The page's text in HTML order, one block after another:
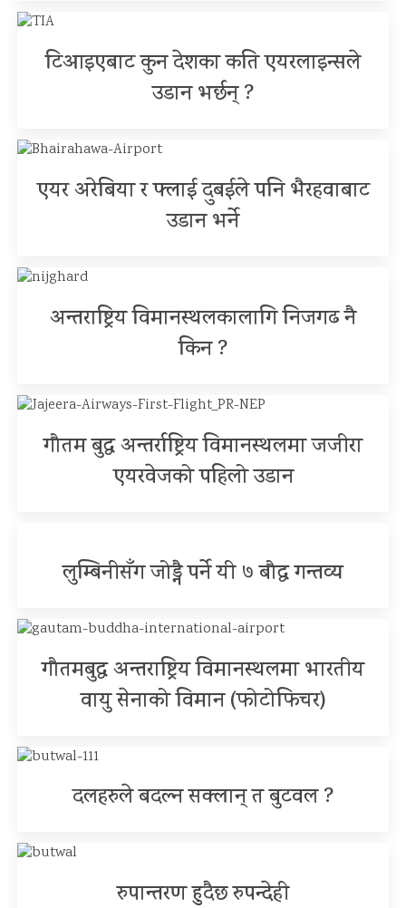
टिआइएबाट कुन देशका कति एयरलाइन्सले
उडान भर्छन् ?
एयर अरेबिया र फ्लाई दुबईले पनि भैरहवाबाट
उडान भर्ने
अन्तराष्ट्रिय विमानस्थलकालागि निजगढ नै
किन ?
गौतम बुद्ध अन्तर्राष्ट्रिय विमानस्थलमा जजीरा
एयरवेजको पहिलो उडान
लुम्बिनीसँग जोड्नै पर्ने यी ७ बौद्ध गन्तव्य
गौतमबुद्ध अन्तराष्ट्रिय विमानस्थलमा भारतीय
वायु सेनाको विमान (फोटोफिचर)
दलहरुले बदल्न सक्लान् त बुटवल ?
रुपान्तरण हुदैछ रुपन्देही